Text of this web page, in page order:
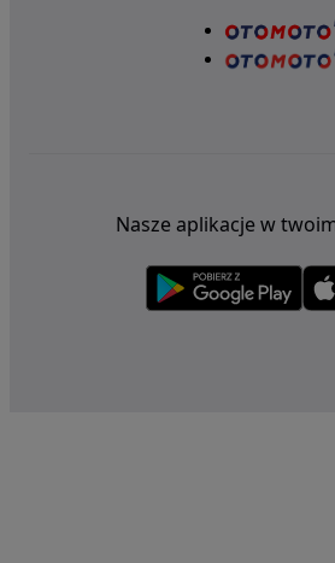
Nasze aplikacje w